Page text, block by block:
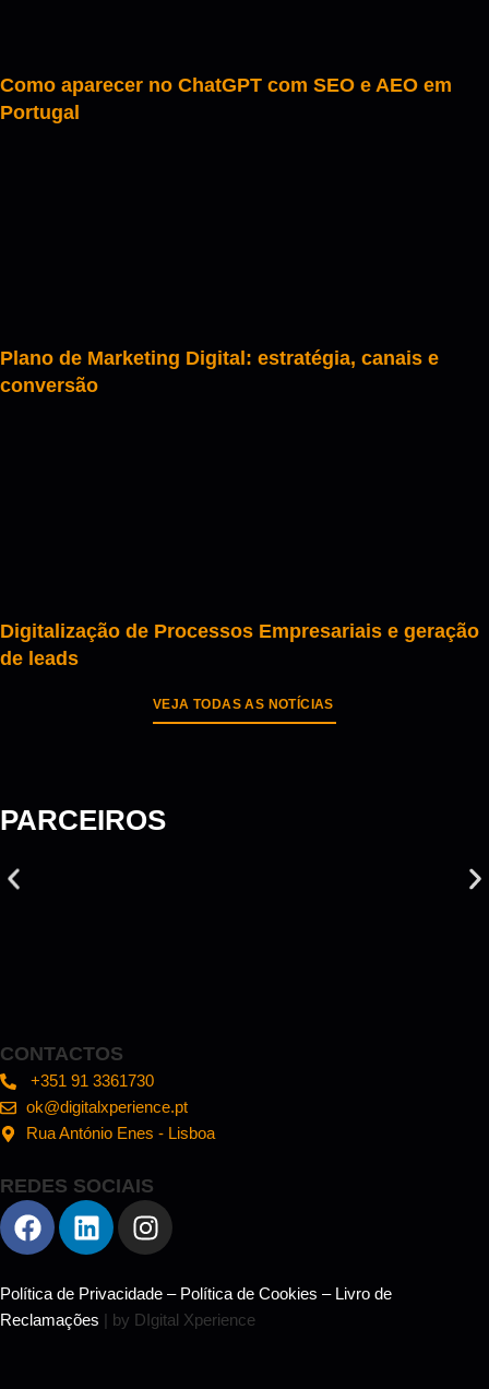
Como aparecer no ChatGPT com SEO e AEO em
Portugal
Plano de Marketing Digital: estratégia, canais e
conversão
Digitalização de Processos Empresariais e geração
de leads
VEJA TODAS AS NOTÍCIAS
PARCEIROS
CONTACTOS
+351 91 3361730
ok@digitalxperience.pt
Rua António Enes - Lisboa
REDES SOCIAIS
Política de Privacidade – Política de Cookies – Livro de
Reclamações | by DIgital Xperience